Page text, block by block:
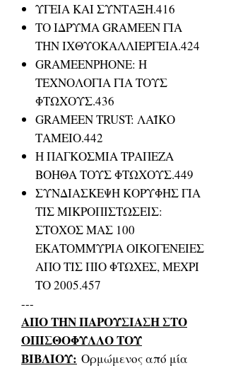
ΥΓΕΙΑ ΚΑΙ ΣΥΝΤΑΞΗ.416
ΤΟ ΙΔΡΥΜΑ GRAMEEN ΓΙΑ
ΤΗΝ ΙΧΘΥΟΚΑΛΛΙΕΡΓΕΙΑ.424
GRAMEENPHONE: Η
ΤΕΧΝΟΛΟΓΙΑ ΓΙΑ ΤΟΥΣ
ΦΤΩΧΟΥΣ.436
GRAMEEN TRUST: ΛΑΪΚΟ
ΤΑΜΕΙΟ.442
Η ΠΑΓΚΟΣΜΙΑ ΤΡΑΠΕΖΑ
ΒΟΗΘΑ ΤΟΥΣ ΦΤΩΧΟΥΣ.449
ΣΥΝΔΙΑΣΚΕΨΗ ΚΟΡΥΦΗΣ ΓΙΑ
ΤΙΣ ΜΙΚΡΟΠΙΣΤΩΣΕΙΣ:
ΣΤΟΧΟΣ ΜΑΣ 100
ΕΚΑΤΟΜΜΥΡΙΑ ΟΙΚΟΓΕΝΕΙΕΣ
ΑΠΟ ΤΙΣ ΠΙΟ ΦΤΩΧΕΣ, ΜΕΧΡΙ
ΤΟ 2005.457
---
ΑΠΟ ΤΗΝ ΠΑΡΟΥΣΙΑΣΗ ΣΤΟ
ΟΠΙΣΘΟΦΥΛΛΟ ΤΟΥ
ΒΙΒΛΙΟΥ: Ορμώμενος από μία